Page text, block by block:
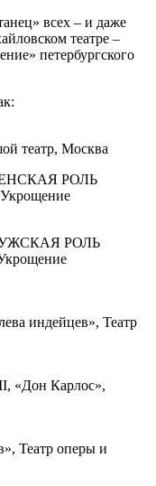
всех – и даже
театре –
петербургского
Москва
РОЛЬ
РОЛЬ
индейцев», Театр
Карлос»,
Театр оперы и